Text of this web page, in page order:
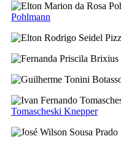
Pohlmann
Tomascheski Knepper